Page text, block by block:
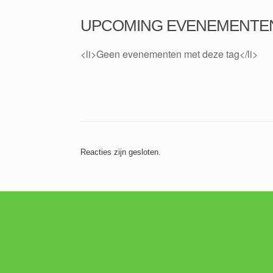
UPCOMING
<li>Geen evenementen met deze tag</li>
Reacties zijn gesloten.